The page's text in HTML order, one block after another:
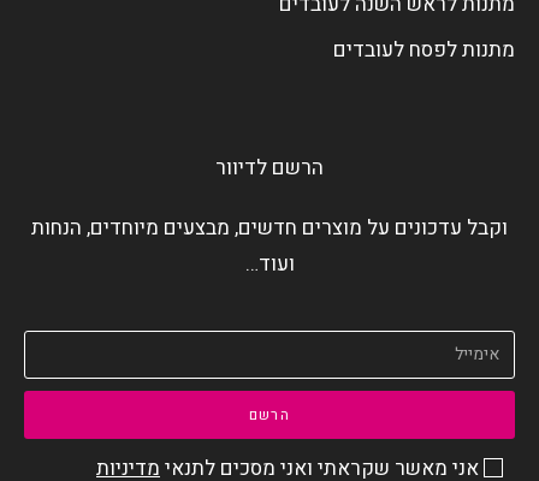
מתנות לפסח לעובדים
הרשם לדיוור
וקבל עדכונים על מוצרים חדשים, מבצעים מיוחדים, הנחות
ועוד…
אני מאשר שקראתי ואני מסכים לתנאי מדיניות
הרשם